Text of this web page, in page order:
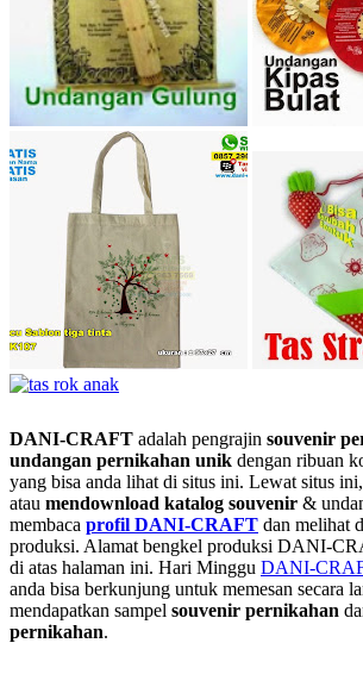
DANI-CRAFT adalah pengrajin souvenir
undangan pernikahan unik dengan ribuan
yang bisa anda lihat di situs ini. Lewat situs
atau mendownload katalog souvenir &
membaca profil DANI-CRAFT dan melihat
produksi. Alamat bengkel produksi DANI-
di atas halaman ini. Hari Minggu DANI-
anda bisa berkunjung untuk memesan secara
mendapatkan sampel souvenir pernikahan
pernikahan.